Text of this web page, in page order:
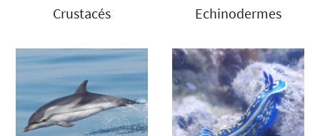
Crustacés Echinodermes